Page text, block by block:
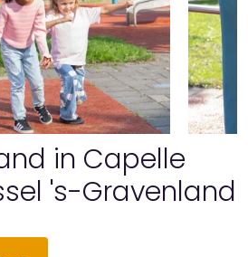
in Capelle
's-Gravenland